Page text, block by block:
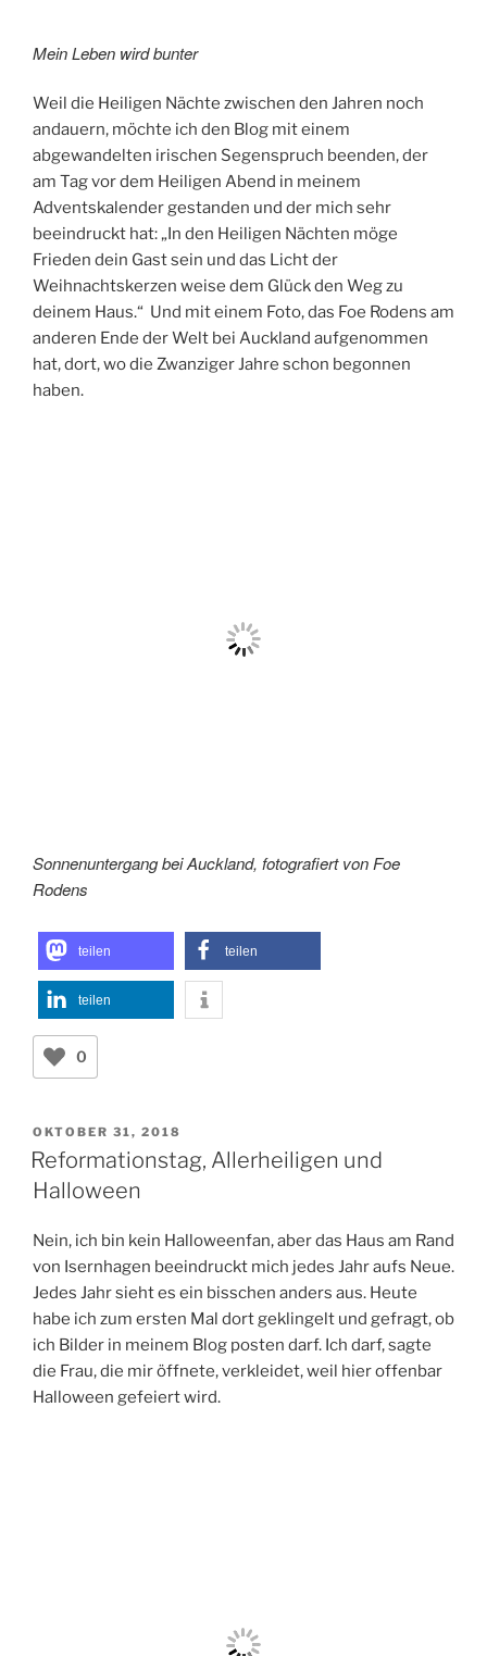
Mein Leben wird bunter
Weil die Heiligen Nächte zwischen den Jahren noch
andauern, möchte ich den Blog mit einem
abgewandelten irischen Segenspruch beenden, der
am Tag vor dem Heiligen Abend in meinem
Adventskalender gestanden und der mich sehr
beeindruckt hat: „In den Heiligen Nächten möge
Frieden dein Gast sein und das Licht der
Weihnachtskerzen weise dem Glück den Weg zu
deinem Haus.“ Und mit einem Foto, das Foe Rodens am
anderen Ende der Welt bei Auckland aufgenommen
hat, dort, wo die Zwanziger Jahre schon begonnen
haben.
Sonnenuntergang bei Auckland, fotografiert von Foe
Rodens
teilen teilen
teilen
0
VERÖFFENTLICHT
AM
OKTOBER 31, 2018
Reformationstag, Allerheiligen und
Halloween
Nein, ich bin kein Halloweenfan, aber das Haus am Rand
von Isernhagen beeindruckt mich jedes Jahr aufs Neue.
Jedes Jahr sieht es ein bisschen anders aus. Heute
habe ich zum ersten Mal dort geklingelt und gefragt, ob
ich Bilder in meinem Blog posten darf. Ich darf, sagte
die Frau, die mir öffnete, verkleidet, weil hier offenbar
Halloween gefeiert wird.